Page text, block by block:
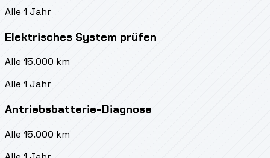
Alle 1 Jahr
Elektrisches System prüfen
Alle 15.000 km
Alle 1 Jahr
Antriebsbatterie-Diagnose
Alle 15.000 km